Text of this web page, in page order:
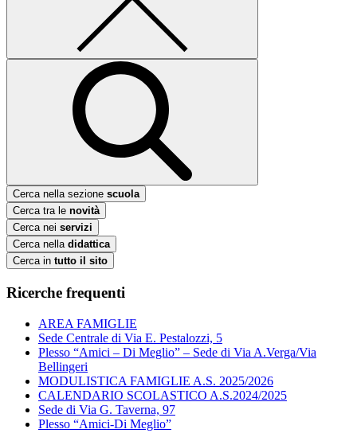
Cerca nella sezione scuola
Cerca tra le novità
Cerca nei servizi
Cerca nella didattica
Cerca in tutto il sito
Ricerche frequenti
AREA FAMIGLIE
Sede Centrale di Via E. Pestalozzi, 5
Plesso “Amici – Di Meglio” – Sede di Via A.Verga/Via
Bellingeri
MODULISTICA FAMIGLIE A.S. 2025/2026
CALENDARIO SCOLASTICO A.S.2024/2025
Sede di Via G. Taverna, 97
Plesso “Amici-Di Meglio”